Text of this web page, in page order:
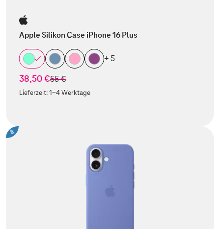
Apple Silikon Case iPhone 16 Plus
+ 5
38,50 €statt
55 €
Lieferzeit:1-4 Werktage
%